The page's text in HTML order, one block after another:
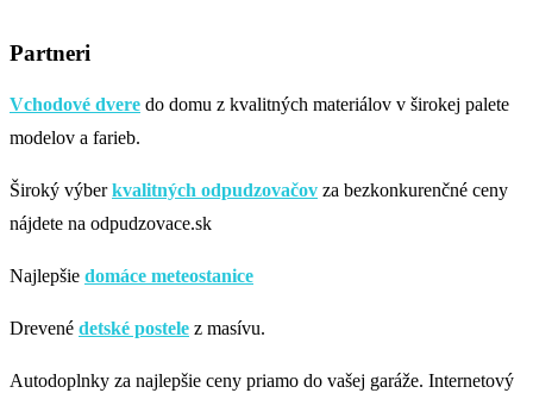
Partneri
Vchodové dvere do domu z kvalitných materiálov v širokej palete
modelov a farieb.
Široký výberkvalitných odpudzovačov za bezkonkurenčné ceny
nájdete na odpudzovace.sk
Najlepšie domáce meteostanice
Drevené detské postele z masívu.
Autodoplnky za najlepšie ceny priamo do vašej garáže. Internetový